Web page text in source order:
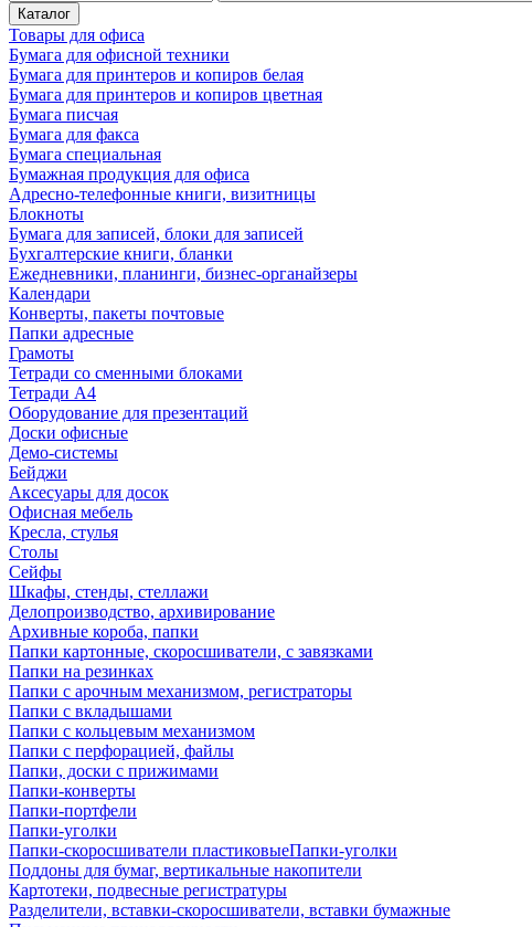
Каталог
Товары для офиса
Бумага для офисной техники
Бумага для принтеров и копиров белая
Бумага для принтеров и копиров цветная
Бумага писчая
Бумага для факса
Бумага специальная
Бумажная продукция для офиса
Адресно-телефонные книги, визитницы
Блокноты
Бумага для записей, блоки для записей
Бухгалтерские книги, бланки
Ежедневники, планинги, бизнес-органайзеры
Календари
Конверты, пакеты почтовые
Папки адресные
Грамоты
Тетради со сменными блоками
Тетради А4
Оборудование для презентаций
Доски офисные
Демо-системы
Бейджи
Аксесуары для досок
Офисная мебель
Кресла, стулья
Столы
Сейфы
Шкафы, стенды, стеллажи
Делопроизводство, архивирование
Архивные короба, папки
Папки картонные, скоросшиватели, с завязками
Папки на резинках
Папки с арочным механизмом, регистраторы
Папки с вкладышами
Папки с кольцевым механизмом
Папки с перфорацией, файлы
Папки, доски с прижимами
Папки-конверты
Папки-портфели
Папки-уголки
Папки-скоросшиватели пластиковыеПапки-уголки
Поддоны для бумаг, вертикальные накопители
Картотеки, подвесные регистратуры
Разделители, вставки-скоросшиватели, вставки бумажные